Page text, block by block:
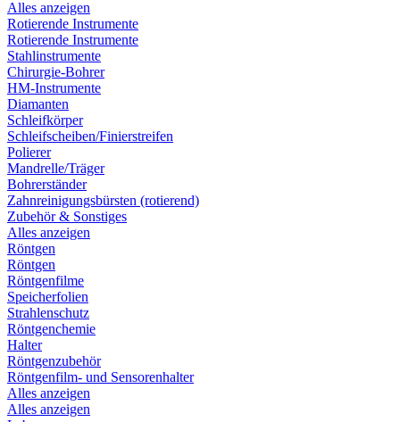
Alles anzeigen
Rotierende Instrumente
Rotierende Instrumente
Stahlinstrumente
Chirurgie-Bohrer
HM-Instrumente
Diamanten
Schleifkörper
Schleifscheiben/Finierstreifen
Polierer
Mandrelle/Träger
Bohrerständer
Zahnreinigungsbürsten (rotierend)
Zubehör & Sonstiges
Alles anzeigen
Röntgen
Röntgen
Röntgenfilme
Speicherfolien
Strahlenschutz
Röntgenchemie
Halter
Röntgenzubehör
Röntgenfilm- und Sensorenhalter
Alles anzeigen
Alles anzeigen